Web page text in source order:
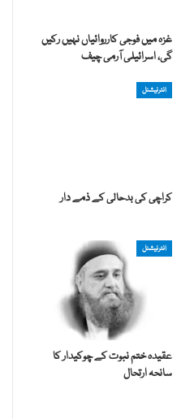
غزہ میں فوجی کارروائیاں نہیں رکیں
گی، اسرائیلی آرمی چیف
انٹرنیشنل
کراچی کی بدحالی کے ذمے دار
انٹرنیشنل
عقیدہ ختم نبوت کے چوکیدار کا
سانحہ ارتحال